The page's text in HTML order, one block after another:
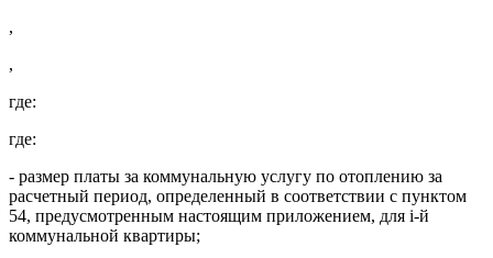
,
,
где:
где:
- размер платы за коммунальную услугу по отоплению за
расчетный период, определенный в соответствии с пунктом
54, предусмотренным настоящим приложением, для i-й
коммунальной квартиры;